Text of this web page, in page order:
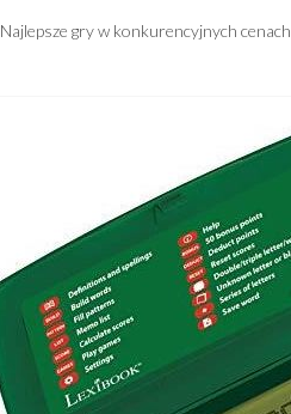
Najlepsze gry w konkurencyjnych cenach